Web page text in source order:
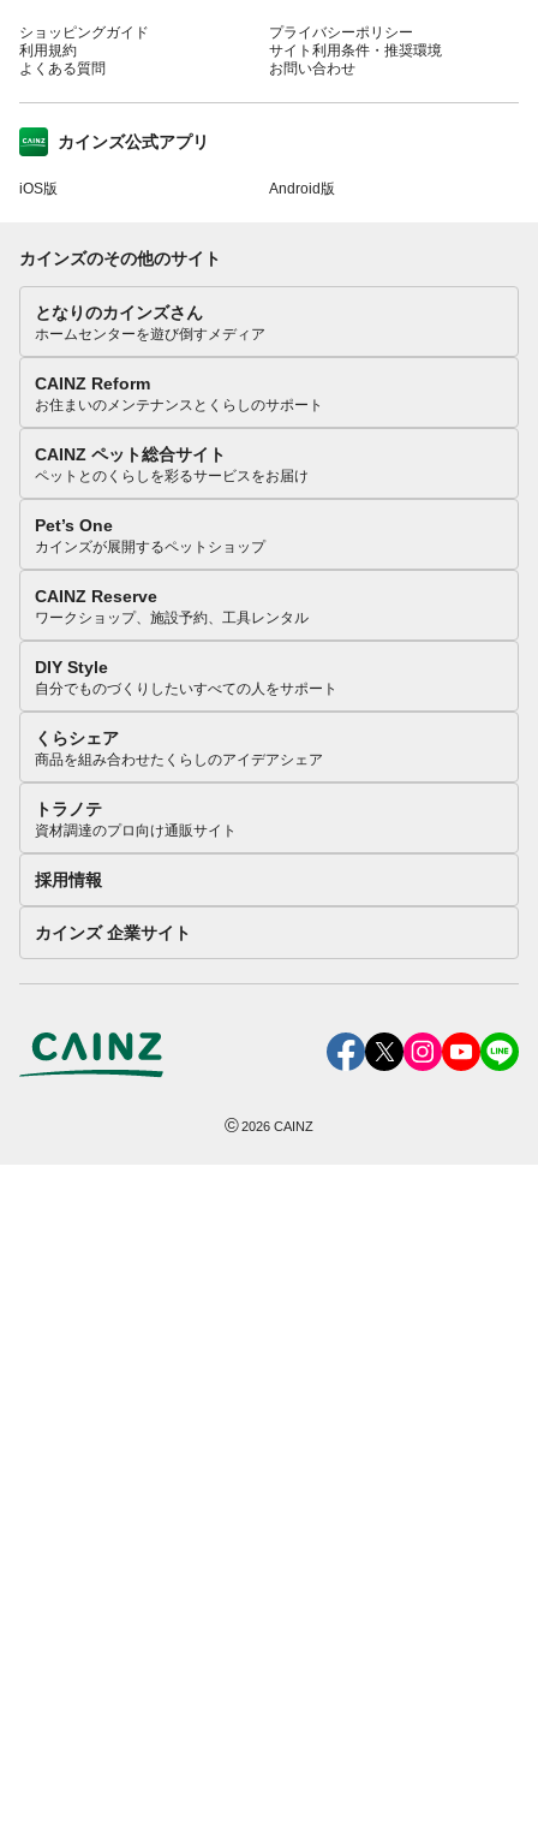
ショッピングガイド
利用規約
よくある質問
プライバシーポリシー
サイト利用条件・推奨環境
お問い合わせ
カインズ公式アプリ
iOS版 Android版
カインズのその他のサイト
となりのカインズさん
ホームセンターを遊び倒すメディア
CAINZ Reform
お住まいのメンテナンスとくらしのサポート
CAINZ ペット総合サイト
ペットとのくらしを彩るサービスをお届け
Pet’s One
カインズが展開するペットショップ
CAINZ Reserve
ワークショップ、施設予約、工具レンタル
DIY Style
自分でものづくりしたいすべての人をサポート
くらシェア
商品を組み合わせたくらしのアイデアシェア
トラノテ
資材調達のプロ向け通販サイト
採用情報
カインズ 企業サイト
©2026 CAINZ